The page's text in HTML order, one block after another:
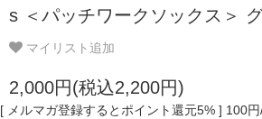
s ＜パッチワークソックス＞
マイリスト追加
2,000円(税込2,200円)
[ メルマガ登録するとポイント還元5% ] 100円